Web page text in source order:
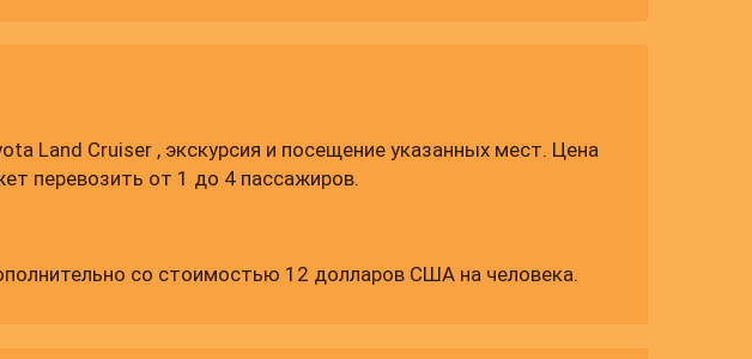
прохладная. Мы остановимса здесь, чтобы насладиться
пикник-обед (за дополнительную плату). После этого
- средневековый замок, построенный в X веке. Затем мы
Land Cruiser , экскурсия и посещение указанных мест. Цена
перевозить от 1 до 4 пассажиров.
со стоимостью 12 долларов США на человека.